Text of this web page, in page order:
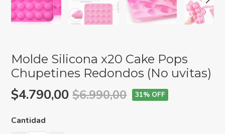
Molde Silicona x20 Cake Pops
Chupetines Redondos (No uvitas)
$4.790,00$6.990,00 31% OFF
Cantidad